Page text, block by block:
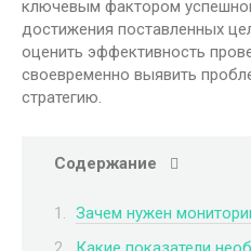
ключевым фактором
достижения поставленных
оценить эффективность
своевременно выявить
стратегию.
Содержание
Зачем нужен